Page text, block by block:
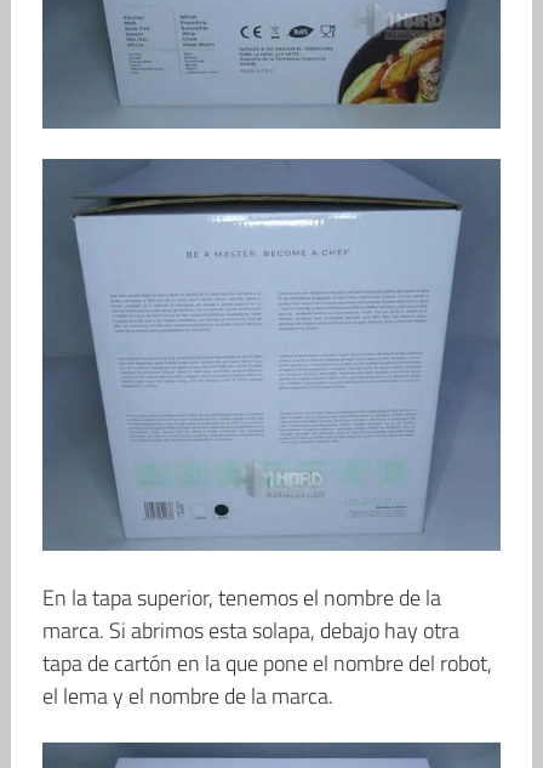
En la tapa superior, tenemos el nombre de la
marca. Si abrimos esta solapa, debajo hay otra
tapa de cartón en la que pone el nombre del robot,
el lema y el nombre de la marca.